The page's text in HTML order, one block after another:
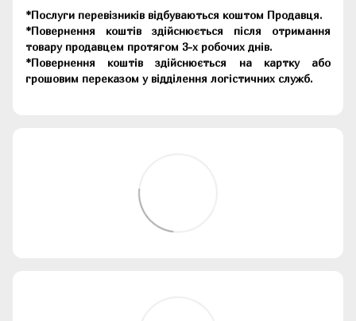
*Послуги перевізників відбуваються коштом Продавця.
*Повернення коштів здійснюється після отримання
товару продавцем протягом 3-х робочих днів.
*Повернення коштів здійснюється на картку або
грошовим переказом у відділення логістичних служб.